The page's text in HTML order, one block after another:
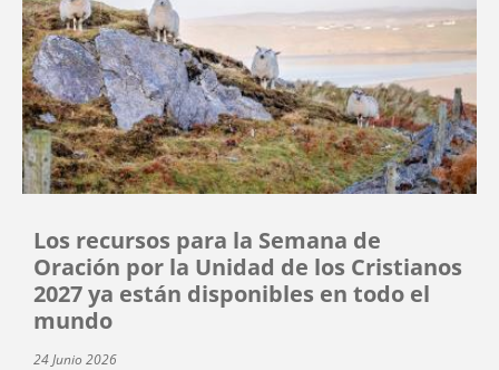
Los recursos para la Semana de
Oración por la Unidad de los Cristianos
2027 ya están disponibles en todo el
mundo
24 Junio 2026